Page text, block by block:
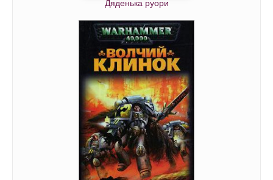
Дяденька руори